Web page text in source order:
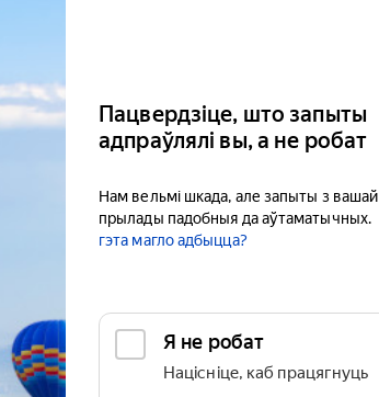
Пацвердзіце, што запыты
адпраўлялі вы, а не робат
Нам вельмі шкада, але запыты з вашай
прылады падобныя да аўтаматычных.
гэта магло адбыцца?
Я не робат
Націсніце, каб працягнуць